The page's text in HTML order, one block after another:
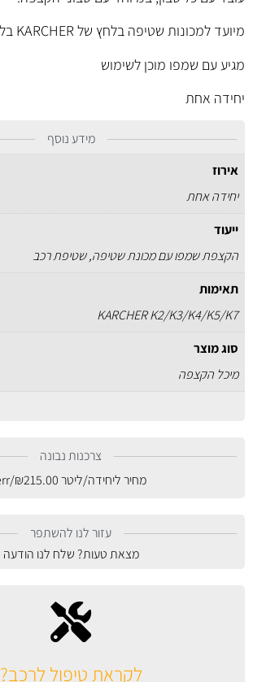
לקראת טיפול לרכב?
מיועד למכונות שטיפה בלחץ של KARCHER בלבד!
מגיע עם שמפו מוכן לשימוש
יחידה אחת
מידע נוסף
אירוז
יחידה אחת
ייעוד
הקצפת שמפו עם מכונת שטיפה, שטיפת רכב
תאימות
KARCHER K2/K3/K4/K5/K7
סוג מוצר
מיכל הקצפה
צרכנות נבונה
מחיר ליחידה/ליטר
₪215.00
/err
עזור לנו להשתפר
מצאת טעות? שלח לנו הודעה